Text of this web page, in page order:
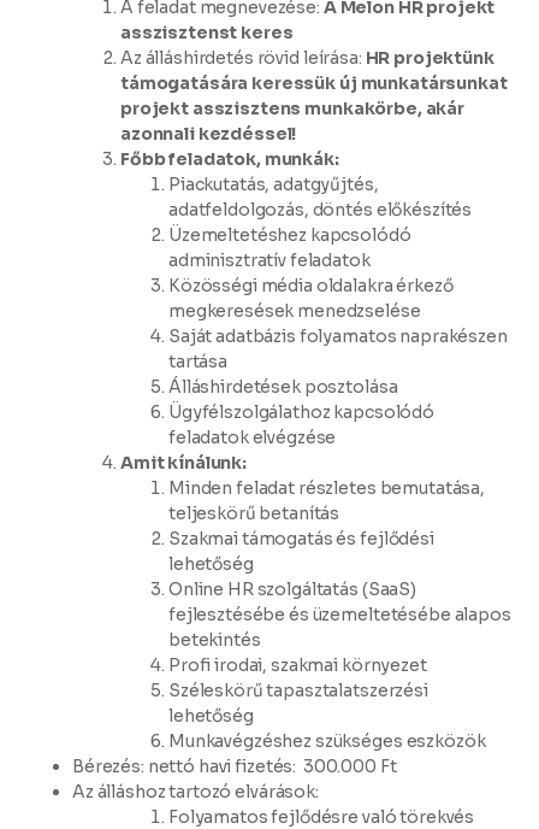
A feladat megnevezése: A Melon HR projekt
asszisztenst keres
Az álláshirdetés rövid leírása: HR projektünk
támogatására keressük új munkatársunkat
projekt asszisztens munkakörbe, akár
azonnali kezdéssel!
Főbb feladatok, munkák:
Piackutatás, adatgyűjtés,
adatfeldolgozás, döntés előkészítés
Üzemeltetéshez kapcsolódó
adminisztratív feladatok
Közösségi média oldalakra érkező
megkeresések menedzselése
Saját adatbázis folyamatos naprakészen
tartása
Álláshirdetések posztolása
Ügyfélszolgálathoz kapcsolódó
feladatok elvégzése
Amit kínálunk:
Minden feladat részletes bemutatása,
teljeskörű betanítás
Szakmai támogatás és fejlődési
lehetőség
Online HR szolgáltatás (SaaS)
fejlesztésébe és üzemeltetésébe alapos
betekintés
Profi irodai, szakmai környezet
Széleskörű tapasztalatszerzési
lehetőség
Munkavégzéshez szükséges eszközök
Bérezés: nettó havi fizetés: 300.000 Ft
Az álláshoz tartozó elvárások:
Folyamatos fejlődésre való törekvés